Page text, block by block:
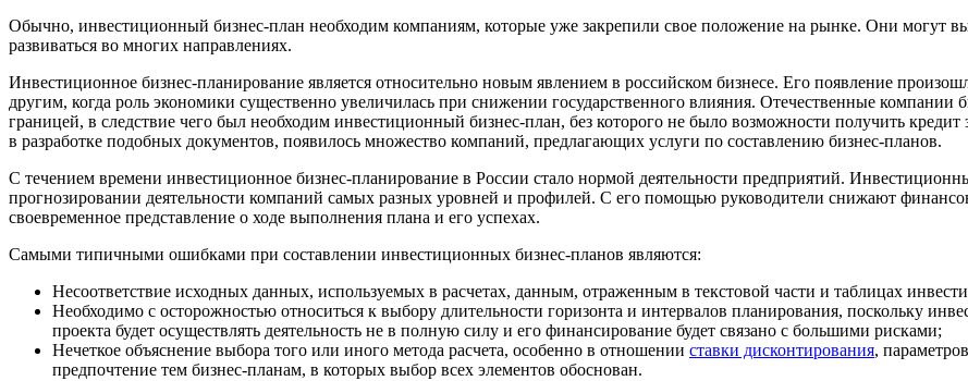
Обычно, инвестиционный бизнес-план необходим компаниям, которые уже закрепили свое положение на рынке. Они могут
развиваться во многих направлениях.
Инвестиционное бизнес-планирование является относительно новым явлением в российском бизнесе. Его появление
другим, когда роль экономики существенно увеличилась при снижении государственного влияния. Отечественные
границей, в следствие чего был необходим инвестиционный бизнес-план, без которого не было возможности получить
в разработке подобных документов, появилось множество компаний, предлагающих услуги по составлению бизнес-планов.
С течением времени инвестиционное бизнес-планирование в России стало нормой деятельности предприятий.
прогнозировании деятельности компаний самых разных уровней и профилей. С его помощью руководители снижают
своевременное представление о ходе выполнения плана и его успехах.
Самыми типичными ошибками при составлении инвестиционных бизнес-планов являются:
Несоответствие исходных данных, используемых в расчетах, данным, отраженным в текстовой части и таблицах
Необходимо с осторожностью относиться к выбору длительности горизонта и интервалов планирования, поскольку
проекта будет осуществлять деятельность не в полную силу и его финансирование будет связано с большими рисками;
Нечеткое объяснение выбора того или иного метода расчета, особенно в отношении ставки дисконтирования,
предпочтение тем бизнес-планам, в которых выбор всех элементов обоснован.